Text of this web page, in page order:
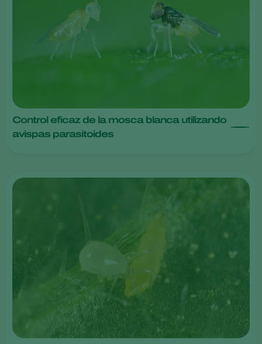
Control eficaz de la mosca blanca utilizando
avispas parasitoides